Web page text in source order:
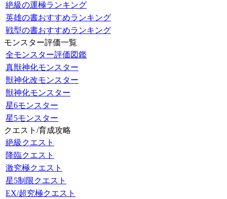
絶級の運極ランキング
英雄の書おすすめランキング
戦型の書おすすめランキング
モンスター評価一覧
全モンスター評価図鑑
真獣神化モンスター
獣神化改モンスター
獣神化モンスター
星6モンスター
星5モンスター
クエスト/育成攻略
絶級クエスト
降臨クエスト
激究極クエスト
星5制限クエスト
EX/超究極クエスト